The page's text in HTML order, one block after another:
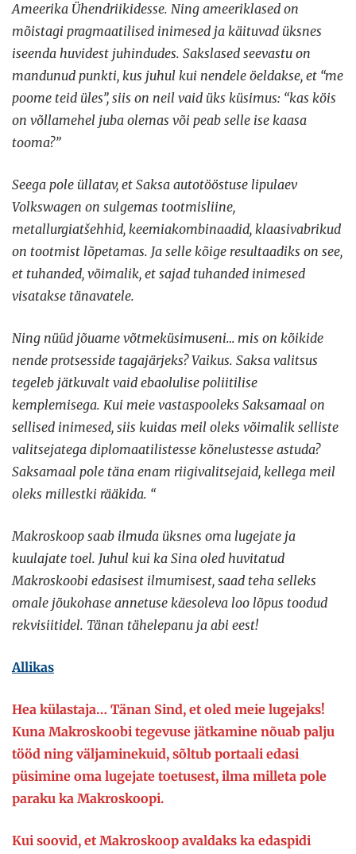
Ameerika Ühendriikidesse. Ning ameeriklased on
mõistagi pragmaatilised inimesed ja käituvad üksnes
iseenda huvidest juhindudes. Sakslased seevastu on
mandunud punkti, kus juhul kui nendele öeldakse, et “me
poome teid üles”, siis on neil vaid üks küsimus: “kas köis
on võllamehel juba olemas või peab selle ise kaasa
tooma?”
Seega pole üllatav, et Saksa autotööstuse lipulaev
Volkswagen on sulgemas tootmisliine,
metallurgiatšehhid, keemiakombinaadid, klaasivabrikud
on tootmist lõpetamas. Ja selle kõige resultaadiks on see,
et tuhanded, võimalik, et sajad tuhanded inimesed
visatakse tänavatele.
Ning nüüd jõuame võtmeküsimuseni… mis on kõikide
nende protsesside tagajärjeks? Vaikus. Saksa valitsus
tegeleb jätkuvalt vaid ebaolulise poliitilise
kemplemisega. Kui meie vastaspooleks Saksamaal on
sellised inimesed, siis kuidas meil oleks võimalik selliste
valitsejatega diplomaatilistesse kõnelustesse astuda?
Saksamaal pole täna enam riigivalitsejaid, kellega meil
oleks millestki rääkida. “
Makroskoop saab ilmuda üksnes oma lugejate ja
kuulajate toel. Juhul kui ka Sina oled huvitatud
Makroskoobi edasisest ilmumisest, saad teha selleks
omale jõukohase annetuse käesoleva loo lõpus toodud
rekvisiitidel. Tänan tähelepanu ja abi eest!
Allikas
Hea külastaja… Tänan Sind, et oled meie lugejaks!
Kuna Makroskoobi tegevuse jätkamine nõuab palju
tööd ning väljaminekuid, sõltub portaali edasi
püsimine oma lugejate toetusest, ilma milleta pole
paraku ka Makroskoopi.
Kui soovid, et Makroskoop avaldaks ka edaspidi